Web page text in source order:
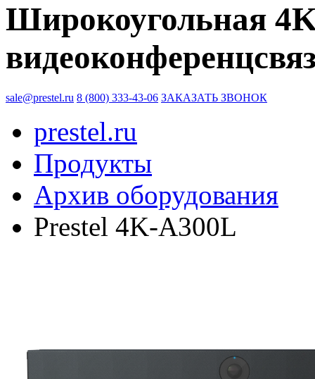
Широкоугольная
sale@prestel.ru 8 (800) 333-43-06 ЗАКАЗАТЬ ЗВОНОК
prestel.ru
Продукты
Архив оборудования
Prestel 4K-A300L